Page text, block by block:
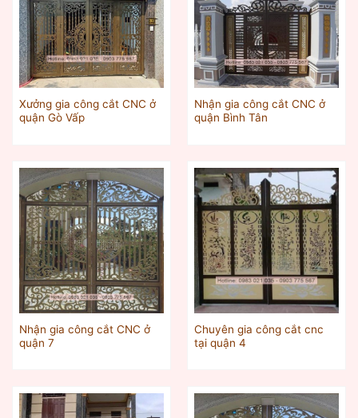
Xưởng gia công cắt CNC ở
quận Gò Vấp
Nhận gia công cắt CNC ở
quận Bình Tân
Nhận gia công cắt CNC ở
quận 7
Chuyên gia công cắt cnc
tại quận 4